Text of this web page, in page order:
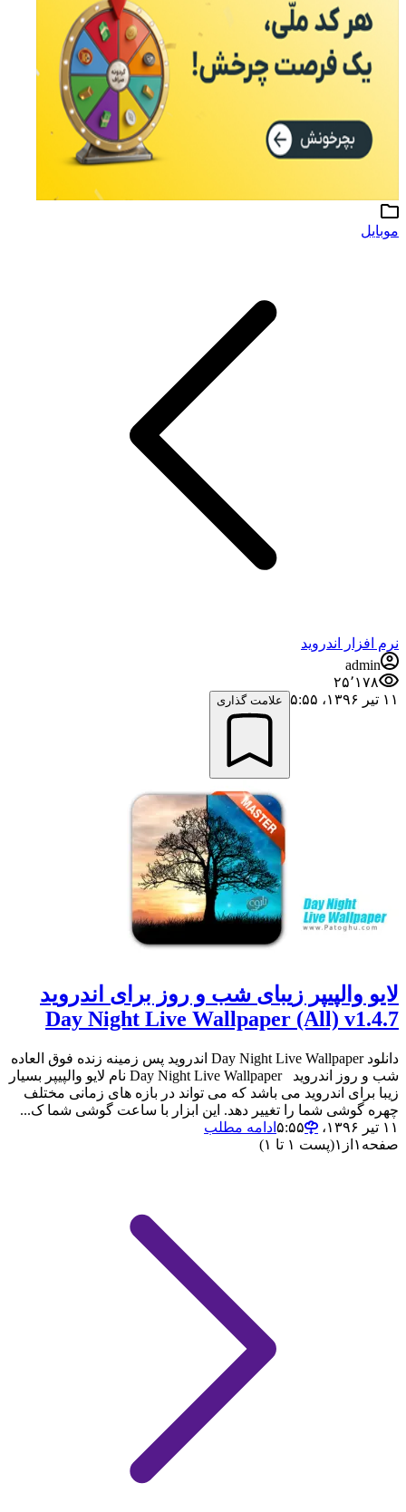
موبایل
نرم افزار اندروید
admin
۲۵٬۱۷۸
۱۱ تیر ۱۳۹۶،‏ ۵:۵۵
علامت گذاری
لایو والپیپر زیبای شب و روز برای اندروید
Day Night Live Wallpaper (All) v1.4.7
دانلود Day Night Live Wallpaper اندروید پس زمینه زنده فوق العاده
شب و روز اندروید Day Night Live Wallpaper نام لایو والپیپر بسیار
زیبا برای اندروید می باشد که می تواند در بازه های زمانی مختلف
چهره گوشی شما را تغییر دهد. این ابزار با ساعت گوشی شما ک...
۱۱ تیر ۱۳۹۶،‏ ۵:۵۵
ادامه مطلب
صفحه ۱ از ۱(پست ۱ تا ۱)